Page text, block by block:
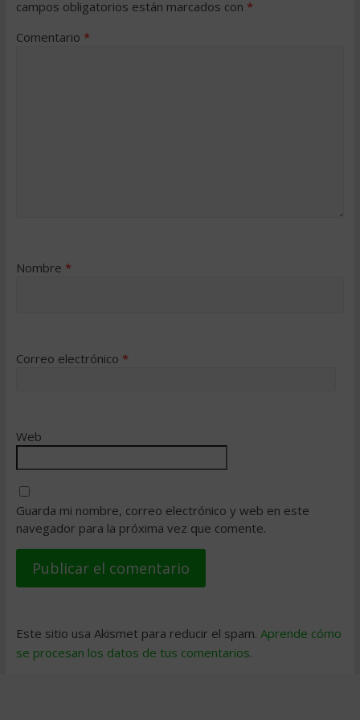
campos obligatorios están marcados con *
Comentario *
Nombre *
Correo electrónico *
Web
Guarda mi nombre, correo electrónico y web en este
navegador para la próxima vez que comente.
Este sitio usa Akismet para reducir el spam. Aprende cómo
se procesan los datos de tus comentarios.